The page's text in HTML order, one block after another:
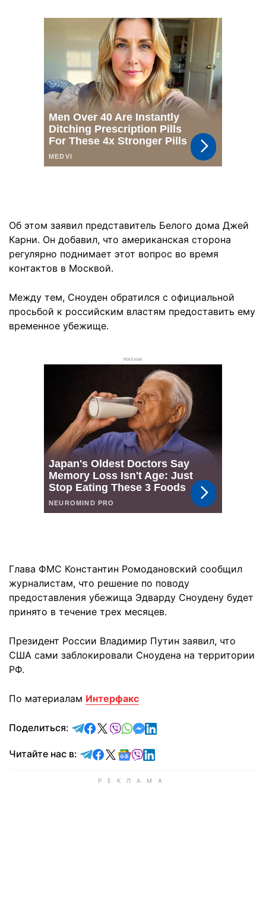
Об этом заявил представитель Белого дома Джей
Карни. Он добавил, что американская сторона
регулярно поднимает этот вопрос во время
контактов в Москвой.
Между тем, Сноуден обратился с официальной
просьбой к российским властям предоставить ему
временное убежище.
РЕКЛАМА
Глава ФМС Константин Ромодановский сообщил
журналистам, что решение по поводу
предоставления убежища Эдварду Сноудену будет
принято в течение трех месяцев.
Президент России Владимир Путин заявил, что
США сами заблокировали Сноудена на территории
РФ.
По материалам Интерфакс
Поделиться: отправить в Telegram
поделиться в Facebook
поделиться в X
отправить в Viber
отправить в Whatsapp
отправить в Messenger
отправить в LinkedIn
Читайте нас в: Читайте в Telegram
Читайте в Facebook
Читайте в X
Читайте в Google news
Читайте в Viber
Читайте в LinkedIn